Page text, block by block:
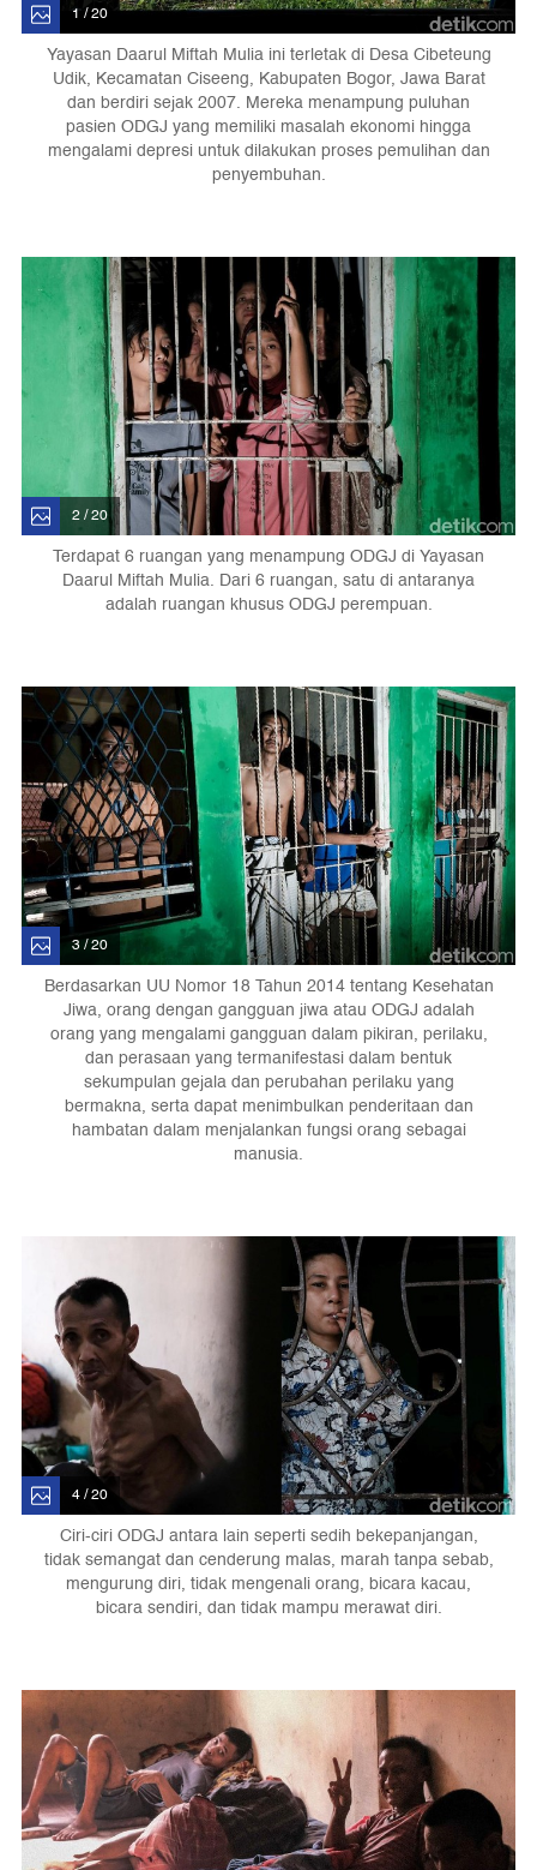
1 / 20
Yayasan Daarul Miftah Mulia ini terletak di Desa Cibeteung
Udik, Kecamatan Ciseeng, Kabupaten Bogor, Jawa Barat
dan berdiri sejak 2007. Mereka menampung puluhan
pasien ODGJ yang memiliki masalah ekonomi hingga
mengalami depresi untuk dilakukan proses pemulihan dan
penyembuhan.
2 / 20
Terdapat 6 ruangan yang menampung ODGJ di Yayasan
Daarul Miftah Mulia. Dari 6 ruangan, satu di antaranya
adalah ruangan khusus ODGJ perempuan.
3 / 20
Berdasarkan UU Nomor 18 Tahun 2014 tentang Kesehatan
Jiwa, orang dengan gangguan jiwa atau ODGJ adalah
orang yang mengalami gangguan dalam pikiran, perilaku,
dan perasaan yang termanifestasi dalam bentuk
sekumpulan gejala dan perubahan perilaku yang
bermakna, serta dapat menimbulkan penderitaan dan
hambatan dalam menjalankan fungsi orang sebagai
manusia.
4 / 20
Ciri-ciri ODGJ antara lain seperti sedih bekepanjangan,
tidak semangat dan cenderung malas, marah tanpa sebab,
mengurung diri, tidak mengenali orang, bicara kacau,
bicara sendiri, dan tidak mampu merawat diri.